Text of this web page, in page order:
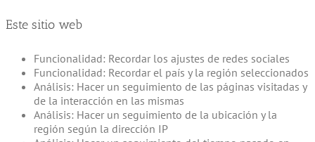
Este sitio web
Funcionalidad: Recordar los ajustes de redes sociales
Funcionalidad: Recordar el país y la región seleccionados
Análisis: Hacer un seguimiento de las páginas visitadas y
de la interacción en las mismas
Análisis: Hacer un seguimiento de la ubicación y la
región según la dirección IP